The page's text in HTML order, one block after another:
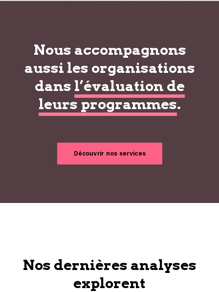
Nous accompagnons
aussi les organisations
dans l’évaluation de
leurs programmes.
Découvrir nos services
Nos dernières analyses
explorent